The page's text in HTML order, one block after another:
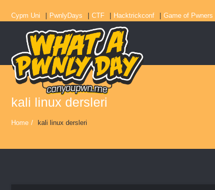
Cypm Uni PwnlyDays CTF Hacktrickconf Game of Pwners
kali linux dersleri
Home / kali linux dersleri